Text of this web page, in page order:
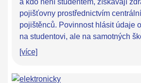
a kdo není studentem, získávají
pojišťovny prostřednictvím
pojištěnců. Povinnost hlásit údaje
na studentovi, ale na samotných
[více]